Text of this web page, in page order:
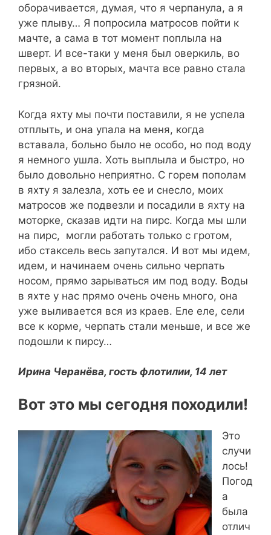
оборачивается, думая, что я черпанула, а я
уже плыву… Я попросила матросов пойти к
мачте, а сама в тот момент поплыла на
шверт. И все-таки у меня был оверкиль, во
первых, а во вторых, мачта все равно стала
грязной.
Когда яхту мы почти поставили, я не успела
отплыть, и она упала на меня, когда
вставала, больно было не особо, но под воду
я немного ушла. Хоть выплыла и быстро, но
было довольно неприятно. С горем пополам
в яхту я залезла, хоть ее и снесло, моих
матросов же подвезли и посадили в яхту на
моторке, сказав идти на пирс. Когда мы шли
на пирс, могли работать только с гротом,
ибо стаксель весь запутался. И вот мы идем,
идем, и начинаем очень сильно черпать
носом, прямо зарываться им под воду. Воды
в яхте у нас прямо очень очень много, она
уже выливается вся из краев. Еле еле, сели
все к корме, черпать стали меньше, и все же
подошли к пирсу…
Ирина Черанёва, гость флотилии, 14 лет
Вот это мы сегодня походили!
Это
случи
лось!
Погод
а
была
отлич